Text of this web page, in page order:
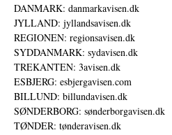
DANMARK: danmarkavisen.dk
JYLLAND: jyllandsavisen.dk
REGIONEN: regionsavisen.dk
SYDDANMARK: sydavisen.dk
TREKANTEN: 3avisen.dk
ESBJERG: esbjergavisen.com
BILLUND: billundavisen.dk
SØNDERBORG: sønderborgavisen.dk
TØNDER: tønderavisen.dk